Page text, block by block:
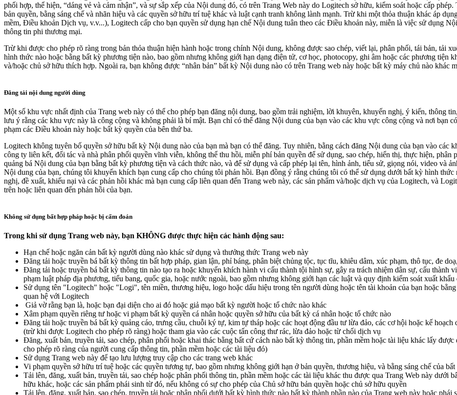
phối hợp, thể hiện, “dáng vẻ và cảm nhận”, và sự sắp xếp của Nội dung đó, có trên Trang Web này do Logitech sở hữu, kiểm soát hoặc cấp
bản quyền, bằng sáng chế và nhãn hiệu và các quyền sở hữu trí tuệ khác và luật cạnh tranh không lành mạnh. Trừ khi một thỏa thuận khác áp
mềm, Điều khoản Dịch vụ, v.v...), Logitech cấp cho bạn quyền sử dụng hạn chế Nội dung tuân theo các Điều khoản này, miễn là việc sử dụng
thông tin phi thương mại.
Trừ khi được cho phép rõ ràng trong bản thỏa thuận hiện hành hoặc trong chính Nội dung, không được sao chép, viết lại, phân phối, tái bản, tải
hình thức nào hoặc bằng bất kỳ phương tiện nào, bao gồm nhưng không giới hạn dạng điện tử, cơ học, photocopy, ghi âm hoặc các phương tiện
và/hoặc chủ sở hữu thích hợp. Ngoài ra, bạn không được “nhân bản” bất kỳ Nội dung nào có trên Trang web này hoặc bất kỳ máy chủ nào khác
Đăng tải nội dung người dùng
Một số khu vực nhất định của Trang web này có thể cho phép bạn đăng nội dung, bao gồm trải nghiệm, lời khuyên, khuyến nghị, ý kiến, thông
lưu ý rằng các khu vực này là công cộng và không phải là bí mật. Bạn chỉ có thể đăng Nội dung của bạn vào các khu vực công cộng và nơi bạn
phạm các Điều khoản này hoặc bất kỳ quyền của bên thứ ba.
Logitech không tuyên bố quyền sở hữu bất kỳ Nội dung nào của bạn mà bạn có thể đăng. Tuy nhiên, bằng cách đăng Nội dung của bạn vào các
công ty liên kết, đối tác và nhà phân phối quyền vĩnh viễn, không thể thu hồi, miễn phí bản quyền để sử dụng, sao chép, hiển thị, thực hiện, phân
quảng bá Nội dung của bạn bằng bất kỳ phương tiện và cách thức nào, và để sử dụng và cấp phép lại tên, hình ảnh, tiểu sử, giọng nói, video và
Nội dung của bạn, chúng tôi khuyến khích bạn cung cấp cho chúng tôi phản hồi. Bạn đồng ý rằng chúng tôi có thể sử dụng dưới bất kỳ hình
nghị, đề xuất, khiếu nại và các phản hồi khác mà bạn cung cấp liên quan đến Trang web này, các sản phẩm và/hoặc dịch vụ của Logitech, và
trên hoặc liên quan đến phản hồi của bạn.
Không sử dụng bất hợp pháp hoặc bị cấm đoán
Trong khi sử dụng Trang web này, bạn KHÔNG được thực hiện các hành động sau:
Hạn chế hoặc ngăn cản bất kỳ người dùng nào khác sử dụng và thưởng thức Trang web này
Đăng tải hoặc truyền bá bất kỳ thông tin bất hợp pháp, gian lận, phỉ báng, phân biệt chủng tộc, tục tĩu, khiêu dâm, xúc phạm, thô tục, đe
Đăng tải hoặc truyền bá bất kỳ thông tin nào tạo ra hoặc khuyến khích hành vi cấu thành tội hình sự, gây ra trách nhiệm dân sự, cấu thành
phạm luật pháp địa phương, tiểu bang, quốc gia, hoặc nước ngoài, bao gồm nhưng không giới hạn các luật và quy định kiểm soát xuất
Sử dụng tên "Logitech" hoặc "Logi", tên miền, thương hiệu, logo hoặc dấu hiệu trong tên người dùng hoặc tên tài khoản của bạn hoặc
quan hệ với Logitech
Giả vờ rằng bạn là, hoặc bạn đại diện cho ai đó hoặc giả mạo bất kỳ người hoặc tổ chức nào khác
Xâm phạm quyền riêng tư hoặc vi phạm bất kỳ quyền cá nhân hoặc quyền sở hữu của bất kỳ cá nhân hoặc tổ chức nào
Đăng tải hoặc truyền bá bất kỳ quảng cáo, trưng cầu, chuỗi ký tự, kim tự tháp hoặc các hoạt động đầu tư lừa đảo, các cơ hội hoặc kế
(trừ khi được Logitech cho phép rõ ràng) hoặc tham gia vào các cuộc tấn công thư rác, lừa đảo hoặc từ chối dịch vụ
Đăng, xuất bản, truyền tải, sao chép, phân phối hoặc khai thác bằng bất cứ cách nào bất kỳ thông tin, phần mềm hoặc tài liệu khác lấy
cho phép rõ ràng của người cung cấp thông tin, phần mềm hoặc các tài liệu đó)
Sử dụng Trang web này để tạo lưu lượng truy cập cho các trang web khác
Vi phạm quyền sở hữu trí tuệ hoặc các quyền tương tự, bao gồm nhưng không giới hạn ở bản quyền, thương hiệu, và bằng sáng chế của
Tải lên, đăng, xuất bản, truyền tải, sao chép hoặc phân phối thông tin, phần mềm hoặc các tài liệu khác thu được qua Trang Web này dưới
hữu khác, hoặc các sản phẩm phái sinh từ đó, nếu không có sự cho phép của Chủ sở hữu bản quyền hoặc chủ sở hữu quyền
Tải lên, đăng, xuất bản, sao chép, truyền tải hoặc phân phối dưới bất kỳ hình thức nào bất kỳ thành phần nào của Trang web này hoặc